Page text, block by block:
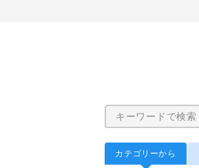
カテゴリーから